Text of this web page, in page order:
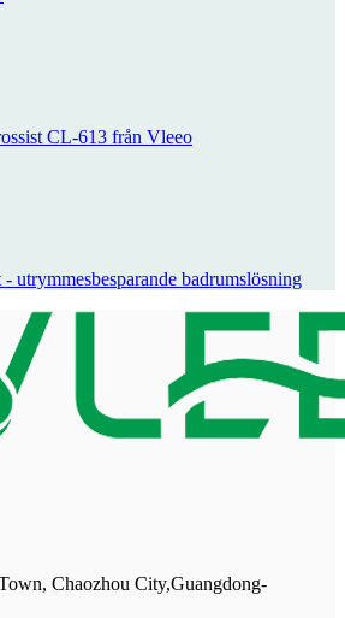
CL-613 från Vleeo
utrymmesbesparande badrumslösning
Chaozhou City,Guangdong-